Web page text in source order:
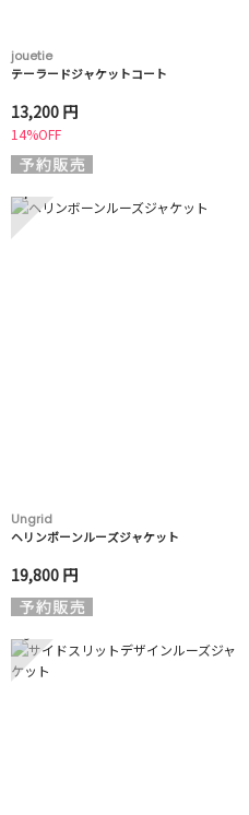
jouetie
テーラードジャケットコート
13,200 円
14%OFF
7
Ungrid
ヘリンボーンルーズジャケット
19,800 円
9